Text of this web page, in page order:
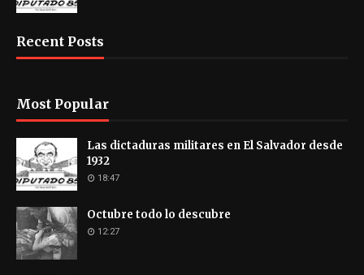
Recent Posts
Most Popular
Las dictaduras militares en El Salvador desde
1932
18:47
Octubre todo lo descubre
12:27